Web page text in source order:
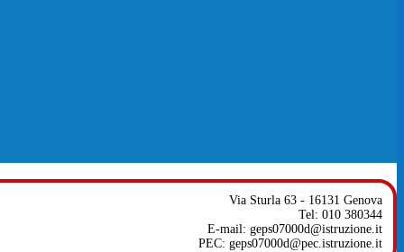
Via Sturla 63 - 16131 Genova
Tel: 010 380344
E-mail: geps07000d@istruzione.it
PEC: geps07000d@pec.istruzione.it